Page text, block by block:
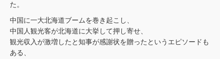
た。
中国に一大北海道ブームを巻き起こし、
中国人観光客が北海道に大挙して押し寄せ、
観光収入が激増したと知事が感謝状を贈ったというエピソードも
ある、